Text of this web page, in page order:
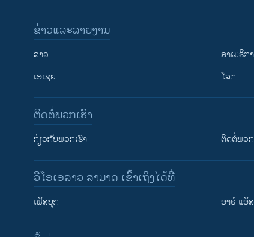
ຂ່າວແລະລາຍງານ
ລາວ
ເອເຊຍ
ອາເມຣິກາ
ໂລກ
ຕິດຕໍ່ພວກເຮົາ
ກ່ຽວກັບພວກເຮົາ ຕິດຕໍ່ພວກ
ວີໂອເອລາວ ສາມາດ ເຂົ້າເຖິງໄດ້ທີ່
ເຟັສບຸກ ອາຣ໌ ແອັ